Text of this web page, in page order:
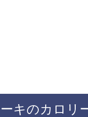
キのカロリ